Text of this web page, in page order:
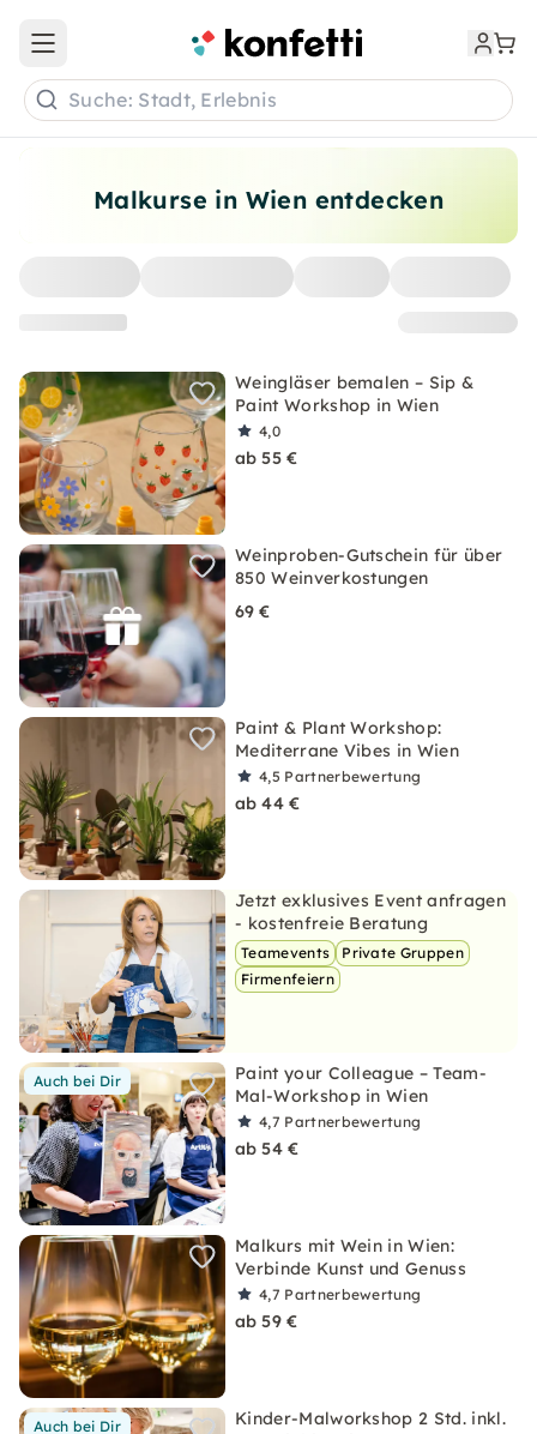
Malkurse in Wien entdecken
Weingläser bemalen – Sip &
Paint Workshop in Wien
4,0
ab 55 €
Weinproben-Gutschein für über
850 Weinverkostungen
69 €
Paint & Plant Workshop:
Mediterrane Vibes in Wien
4,5 Partnerbewertung
ab 44 €
Jetzt exklusives Event anfragen
- kostenfreie Beratung
Teamevents
Private Gruppen
Firmenfeiern
Auch bei Dir
Paint your Colleague – Team-
Mal-Workshop in Wien
4,7 Partnerbewertung
ab 54 €
Malkurs mit Wein in Wien:
Verbinde Kunst und Genuss
4,7 Partnerbewertung
ab 59 €
Auch bei Dir
Kinder-Malworkshop 2 Std. inkl.
Open main menu
Suche: Stadt, Erlebnis